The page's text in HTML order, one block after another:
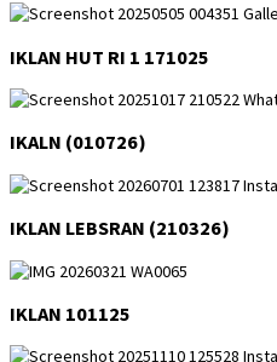
IKLAN HUT RI 1 171025
IKALN (010726)
IKLAN LEBSRAN (210326)
IKLAN 101125